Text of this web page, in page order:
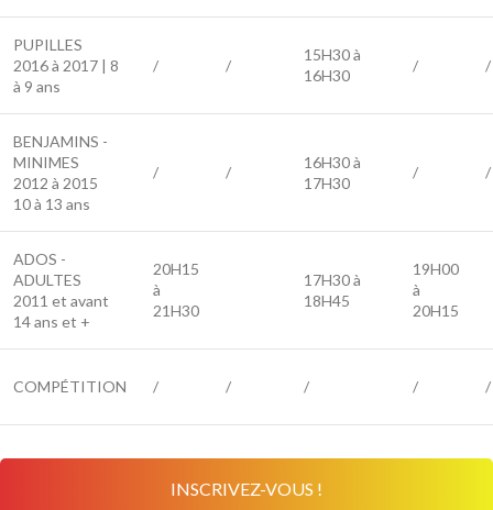
PUPILLES
2016 à 2017 | 8
à 9 ans
/ /
15H30 à
16H30
/ /
BENJAMINS -
MINIMES
2012 à 2015
10 à 13 ans
/ /
16H30 à
17H30
/ /
ADOS -
ADULTES
2011 et avant
14 ans et +
20H15
à
21H30
17H30 à
18H45
19H00
à
20H15
COMPÉTITION / / / / /
INSCRIVEZ-VOUS !